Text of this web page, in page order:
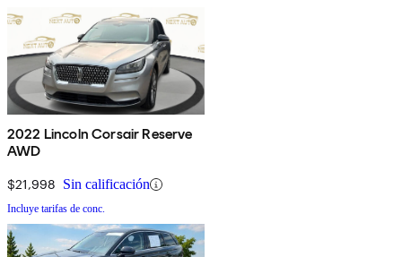
2022 Lincoln Corsair Reserve
AWD
$21,998 Sin calificación
Incluye tarifas de conc.